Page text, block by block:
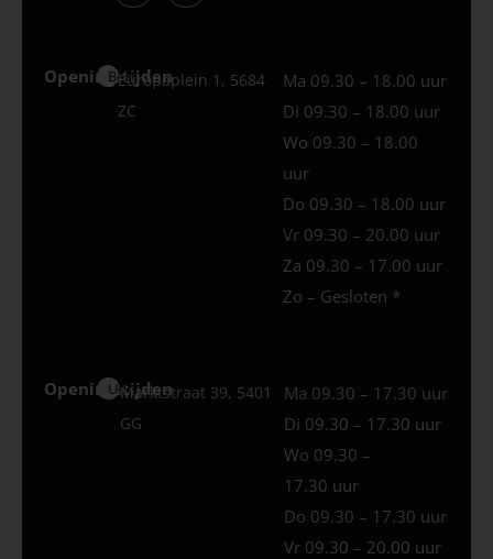
Openingstijden
Best
Europaplein 1, 5684
ZC
Ma 09.30 – 18.00 uur
Di 09.30 – 18.00 uur
Wo 09.30 – 18.00
uur
Do 09.30 – 18.00 uur
Vr 09.30 – 20.00 uur
Za 09.30 – 17.00 uur
Zo – Gesloten *
Openingstijden
Uden
Marktstraat 39, 5401
GG
Ma 09.30 – 17.30 uur
Di 09.30 – 17.30 uur
Wo 09.30 –
17.30 uur
Do 09.30 – 17.30 uur
Vr 09.30 – 20.00 uur